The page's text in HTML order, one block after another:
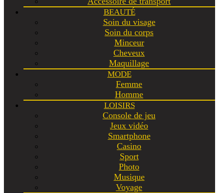
BEAUTÉ
Soin du visage
Soin du corps
Minceur
Cheveux
Maquillage
MODE
Femme
Homme
LOISIRS
Console de jeu
Jeux vidéo
Smartphone
Casino
Sport
Photo
Musique
Voyage